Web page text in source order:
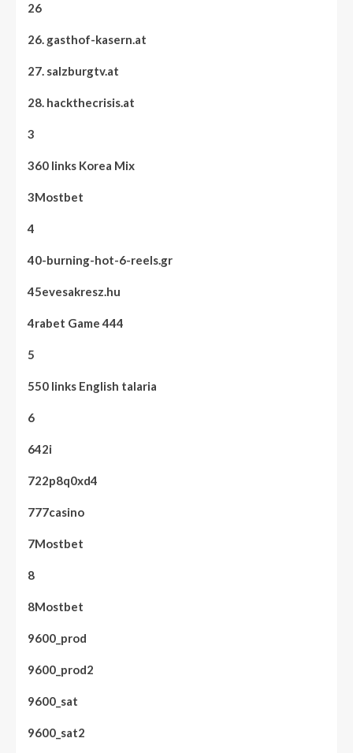
26
26. gasthof-kasern.at
27. salzburgtv.at
28. hackthecrisis.at
3
360 links Korea Mix
3Mostbet
4
40-burning-hot-6-reels.gr
45evesakresz.hu
4rabet Game 444
5
550 links English talaria
6
642i
722p8q0xd4
777casino
7Mostbet
8
8Mostbet
9600_prod
9600_prod2
9600_sat
9600_sat2